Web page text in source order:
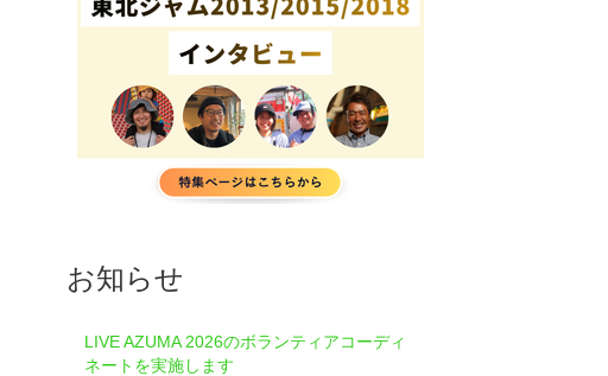
お知らせ
LIVE AZUMA 2026のボランティアコーディ
ネートを実施します